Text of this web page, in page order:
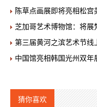
陈草点画展即将亮相松宫
芝加哥艺术博物馆：将展
第三届黄河之滨艺术节线
中国馆亮相韩国光州双年
猜你喜欢